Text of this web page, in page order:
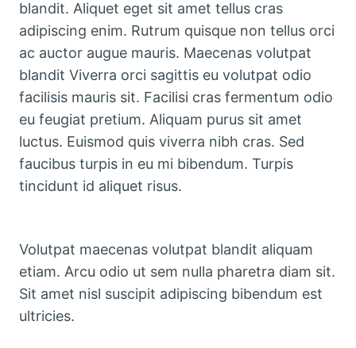
blandit. Aliquet eget sit amet tellus cras
adipiscing enim. Rutrum quisque non tellus orci
ac auctor augue mauris. Maecenas volutpat
blandit Viverra orci sagittis eu volutpat odio
facilisis mauris sit. Facilisi cras fermentum odio
eu feugiat pretium. Aliquam purus sit amet
luctus. Euismod quis viverra nibh cras. Sed
faucibus turpis in eu mi bibendum. Turpis
tincidunt id aliquet risus.
Volutpat maecenas volutpat blandit aliquam
etiam. Arcu odio ut sem nulla pharetra diam sit.
Sit amet nisl suscipit adipiscing bibendum est
ultricies.